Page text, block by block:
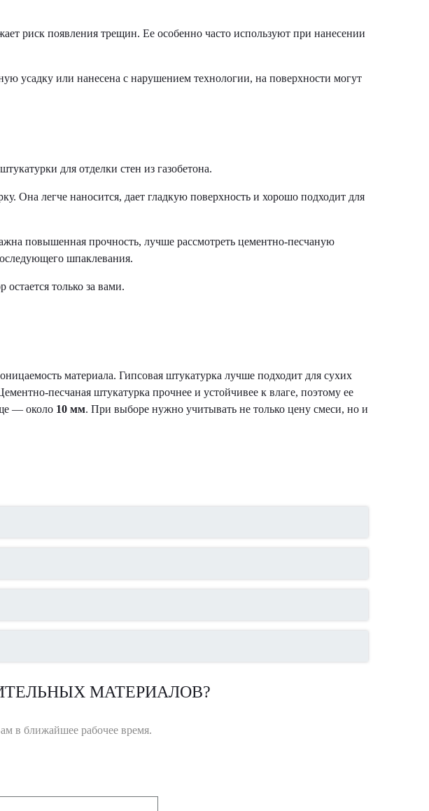
риск появления трещин. Ее особенно часто используют при нанесении
усадку или нанесена с нарушением технологии, на поверхности могут
для отделки стен из газобетона.
Она легче наносится, дает гладкую поверхность и хорошо подходит для
повышенная прочность, лучше рассмотреть цементно-песчаную
шпаклевания.
только за вами.
материала. Гипсовая штукатурка лучше подходит для сухих
песчаная штукатурка прочнее и устойчивее к влаге, поэтому ее
— около 10 мм. При выборе нужно учитывать не только цену смеси, но и
МАТЕРИАЛОВ?
в ближайшее рабочее время.